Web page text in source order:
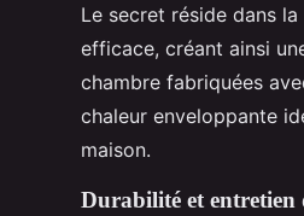
Le secret réside dans
efficace, créant ainsi
chambre fabriquées
chaleur enveloppante
maison.
Durabilité et entretien